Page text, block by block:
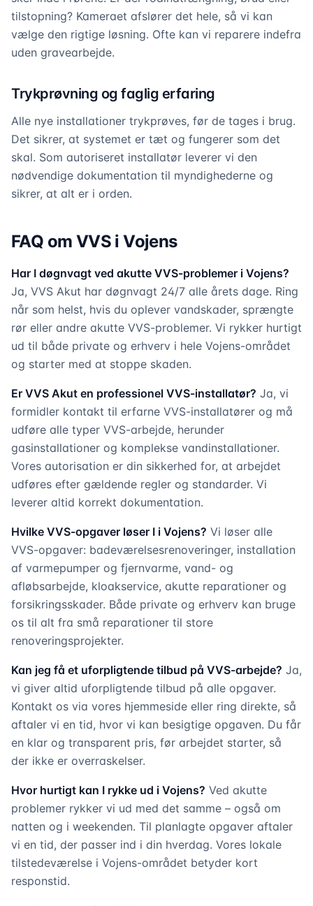
tilstopning? Kameraet afslører det hele, så vi kan
vælge den rigtige løsning. Ofte kan vi reparere indefra
uden gravearbejde.
Trykprøvning og faglig erfaring
Alle nye installationer trykprøves, før de tages i brug.
Det sikrer, at systemet er tæt og fungerer som det
skal. Som autoriseret installatør leverer vi den
nødvendige dokumentation til myndighederne og
sikrer, at alt er i orden.
FAQ om VVS i Vojens
Har I døgnvagt ved akutte VVS-problemer i Vojens?
Ja, VVS Akut har døgnvagt 24/7 alle årets dage. Ring
når som helst, hvis du oplever vandskader, sprængte
rør eller andre akutte VVS-problemer. Vi rykker hurtigt
ud til både private og erhverv i hele Vojens-området
og starter med at stoppe skaden.
Er VVS Akut en professionel VVS-installatør? Ja, vi
formidler kontakt til erfarne VVS-installatører og må
udføre alle typer VVS-arbejde, herunder
gasinstallationer og komplekse vandinstallationer.
Vores autorisation er din sikkerhed for, at arbejdet
udføres efter gældende regler og standarder. Vi
leverer altid korrekt dokumentation.
Hvilke VVS-opgaver løser I i Vojens? Vi løser alle
VVS-opgaver: badeværelsesrenoveringer, installation
af varmepumper og fjernvarme, vand- og
afløbsarbejde, kloakservice, akutte reparationer og
forsikringsskader. Både private og erhverv kan bruge
os til alt fra små reparationer til store
renoveringsprojekter.
Kan jeg få et uforpligtende tilbud på VVS-arbejde? Ja,
vi giver altid uforpligtende tilbud på alle opgaver.
Kontakt os via vores hjemmeside eller ring direkte, så
aftaler vi en tid, hvor vi kan besigtige opgaven. Du får
en klar og transparent pris, før arbejdet starter, så
der ikke er overraskelser.
Hvor hurtigt kan I rykke ud i Vojens? Ved akutte
problemer rykker vi ud med det samme – også om
natten og i weekenden. Til planlagte opgaver aftaler
vi en tid, der passer ind i din hverdag. Vores lokale
tilstedeværelse i Vojens-området betyder kort
responstid.